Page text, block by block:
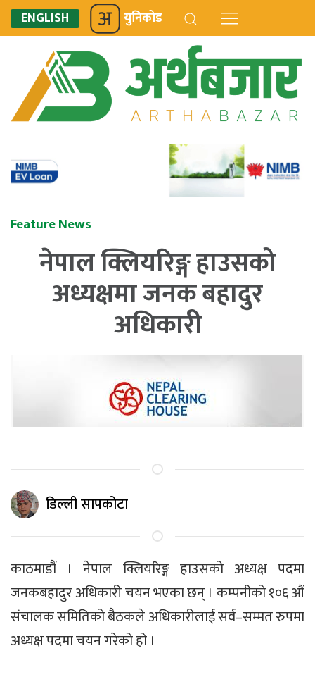
ENGLISH युनिकोड
Feature News
नेपाल क्लियरिङ्ग हाउसको
अध्यक्षमा जनक बहादुर
अधिकारी
डिल्ली सापकोटा
काठमाडौं । नेपाल क्लियरिङ्ग हाउसको अध्यक्ष पदमा
जनकबहादुर अधिकारी चयन भएका छन् । कम्पनीको १०६ औं
संचालक समितिको बैठकले अधिकारीलाई सर्व–सम्मत रुपमा
अध्यक्ष पदमा चयन गरेको हो ।